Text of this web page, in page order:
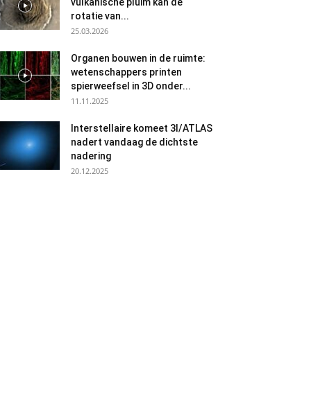
rotatie van...
25.03.2026
Organen bouwen in de ruimte:
wetenschappers printen
spierweefsel in 3D onder...
11.11.2025
Interstellaire komeet 3I/ATLAS
nadert vandaag de dichtste
nadering
20.12.2025